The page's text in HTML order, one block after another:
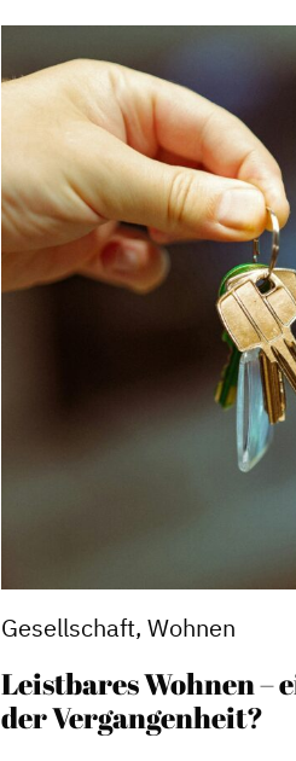
Gesellschaft, Wohnen
Leistbares Wohnen –
der Vergangenheit?